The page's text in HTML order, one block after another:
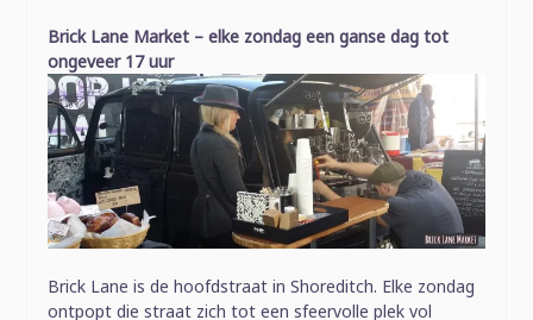
Brick Lane Market – elke zondag een ganse dag tot
ongeveer 17 uur
Brick Lane is de hoofdstraat in Shoreditch. Elke zondag
ontpopt die straat zich tot een sfeervolle plek vol